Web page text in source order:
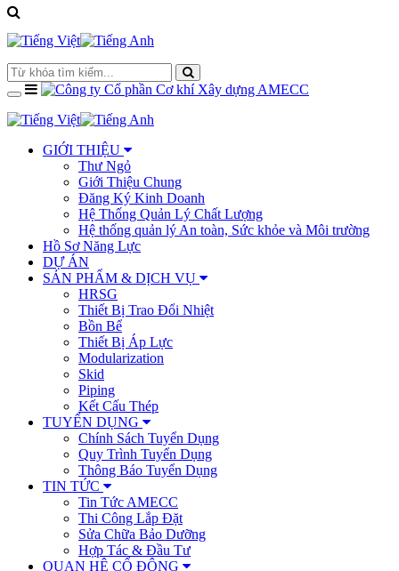
GIỚI THIỆU
Thư Ngỏ
Giới Thiệu Chung
Đăng Ký Kinh Doanh
Hệ Thống Quản Lý Chất Lượng
Hệ thống quản lý An toàn, Sức khỏe và Môi trường
Hồ Sơ Năng Lực
DỰ ÁN
SẢN PHẨM & DỊCH VỤ
HRSG
Thiết Bị Trao Đổi Nhiệt
Bồn Bể
Thiết Bị Áp Lực
Modularization
Skid
Piping
Kết Cấu Thép
TUYỂN DỤNG
Chính Sách Tuyển Dụng
Quy Trình Tuyển Dụng
Thông Báo Tuyển Dụng
TIN TỨC
Tin Tức AMECC
Thi Công Lắp Đặt
Sửa Chữa Bảo Dưỡng
Hợp Tác & Đầu Tư
QUAN HỆ CỔ ĐÔNG